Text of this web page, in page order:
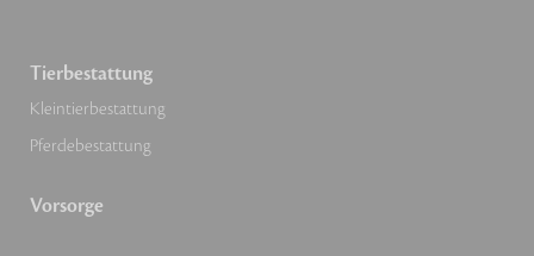
Tierbestattung
Kleintierbestattung
Pferdebestattung
Vorsorge